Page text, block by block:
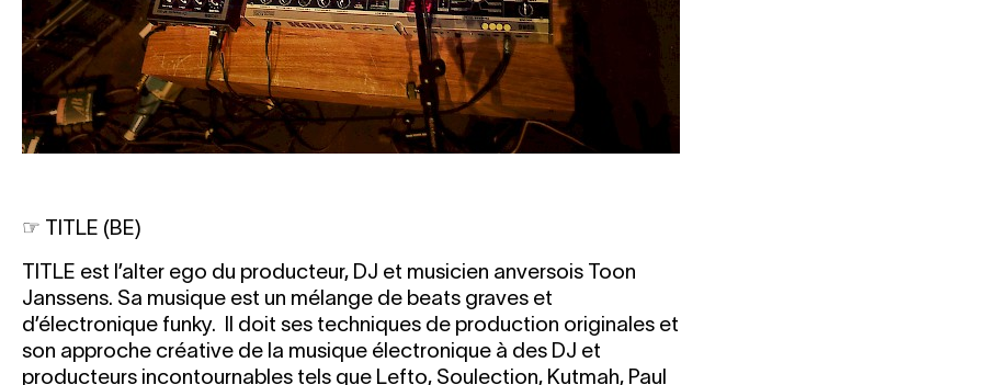
☞ TITLE (BE)
TITLE est l’alter ego du producteur, DJ et musicien anversois Toon
Janssens. Sa musique est un mélange de beats graves et
d’électronique funky. Il doit ses techniques de production originales et
son approche créative de la musique électronique à des DJ et
producteurs incontournables tels que Lefto, Soulection, Kutmah, Paul